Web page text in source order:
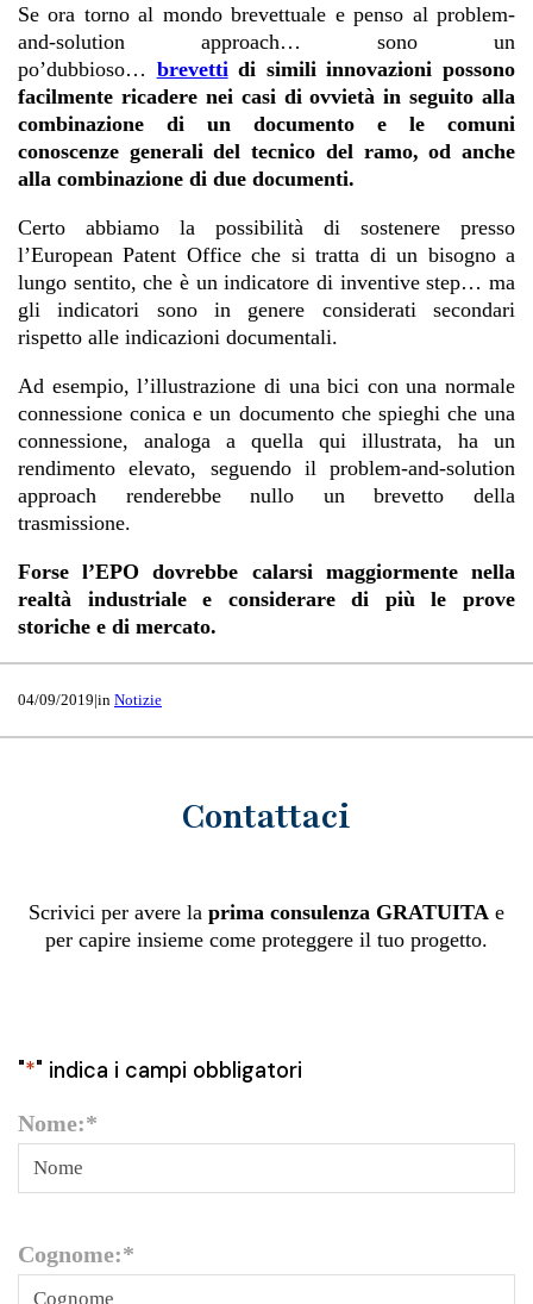
Se ora torno al mondo brevettuale e penso al problem-
and-solution approach… sono un
po’dubbioso… brevetti di simili innovazioni possono
facilmente ricadere nei casi di ovvietà in seguito alla
combinazione di un documento e le comuni
conoscenze generali del tecnico del ramo, od anche
alla combinazione di due documenti.
Certo abbiamo la possibilità di sostenere presso
l’European Patent Office che si tratta di un bisogno a
lungo sentito, che è un indicatore di inventive step… ma
gli indicatori sono in genere considerati secondari
rispetto alle indicazioni documentali.
Ad esempio, l’illustrazione di una bici con una normale
connessione conica e un documento che spieghi che una
connessione, analoga a quella qui illustrata, ha un
rendimento elevato, seguendo il problem-and-solution
approach renderebbe nullo un brevetto della
trasmissione.
Forse l’EPO dovrebbe calarsi maggiormente nella
realtà industriale e considerare di più le prove
storiche e di mercato.
04/09/2019|in Notizie
Contattaci
Scrivici per avere la prima consulenza GRATUITA e
per capire insieme come proteggere il tuo progetto.
"*" indica i campi obbligatori
Nome:*
Cognome:*